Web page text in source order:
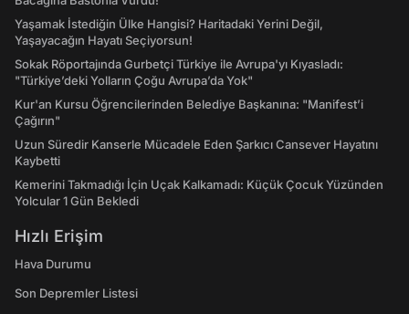
Yaşamak İstediğin Ülke Hangisi? Haritadaki Yerini Değil,
Yaşayacağın Hayatı Seçiyorsun!
Sokak Röportajında Gurbetçi Türkiye ile Avrupa'yı Kıyasladı:
"Türkiye’deki Yolların Çoğu Avrupa’da Yok"
Kur'an Kursu Öğrencilerinden Belediye Başkanına: "Manifest’i
Çağırın"
Uzun Süredir Kanserle Mücadele Eden Şarkıcı Cansever Hayatını
Kaybetti
Kemerini Takmadığı İçin Uçak Kalkamadı: Küçük Çocuk Yüzünden
Yolcular 1 Gün Bekledi
Hızlı Erişim
Hava Durumu
Son Depremler Listesi